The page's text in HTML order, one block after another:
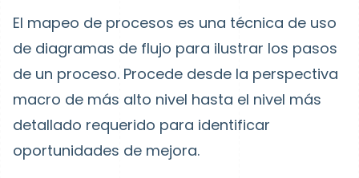
El mapeo de procesos es una técnica de uso
de diagramas de flujo para ilustrar los pasos
de un proceso. Procede desde la perspectiva
macro de más alto nivel hasta el nivel más
detallado requerido para identificar
oportunidades de mejora.